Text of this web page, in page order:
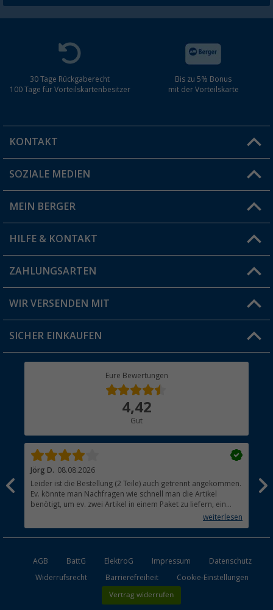
30 Tage Rückgaberecht
100 Tage für Vorteilskartenbesitzer
Bis zu 5% Bonus
mit der Vorteilskarte
KONTAKT
Du hast eine Frage?
Filiale finden
SOZIALE MEDIEN
MEIN BERGER
Vorteilskarte
Blog
Jobs & Karriere
HILFE & KONTAKT
FAQ & Kontakt
Versandinformationen
Rücksendung
ZAHLUNGSARTEN
WIR VERSENDEN MIT
SICHER EINKAUFEN
Eure Bewertungen
4,42
Gut
Jörg D. 08.08.2026
Leider ist die Bestellung (2 Teile) auch getrennt angekommen.
Ev. könnte man Nachfragen wie schnell man die Artikel
benötigt, um ev. zwei Artikel in einem Paket zu liefern, ein
weiterlesen
Ich
AGB BattG ElektroG Impressum
Datenschutz
Widerrufsrecht
Barrierefreiheit Cookie-Einstellungen
Vertrag widerrufen